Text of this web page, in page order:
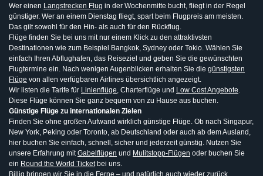
Wer einen Langstrecken Flug in der Wochenmitte bucht, fliegt in der Regel
günstiger. Wer an einem Dienstag fliegt, spart beim Flugpreis am meisten.
Das gilt sowohl für den Hin- als auch für den Rückflug.
Flüge finden Sie bei uns mit nur einem Klick zu den attraktivsten
Destinationen wie zum Beispiel Bangkok, Sydney oder Tokio. Wählen Sie
einfach Ihren Abflughafen, das Reiseziel und geben Sie die gewünschten
Flugtermine ein. Nach wenigen Augenblicken erhalten Sie die günstigsten
Flüge von allen verfügbaren Airlines übersichtlich angezeigt.
Wir listen die Tarife für Linienflüge, Charterflüge und Low Cost Angebote.
Diese Flüge können Sie ganz bequem von zu Hause aus buchen.
Günstige Flüge zu internationalen Zielen
Finden Sie ohne großen Aufwand wirklich günstige Flüge. Ob nach Singapur,
New York, Peking oder Toronto, ab Deutschland oder auch ab dem Ausland,
hier buchen Sie einfach, schnell, sicher und jederzeit günstig. Nutzen Sie
unsere Erfahrung mitGabelflügen und Mulitstopp-Flügen oder buchen Sie
ein Round the World Ticketbei uns.
Billig bringen wir Sie in die Ferne – und natürlich auch wieder zurück.